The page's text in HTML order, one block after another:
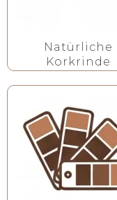
Natürliche
Korkrinde